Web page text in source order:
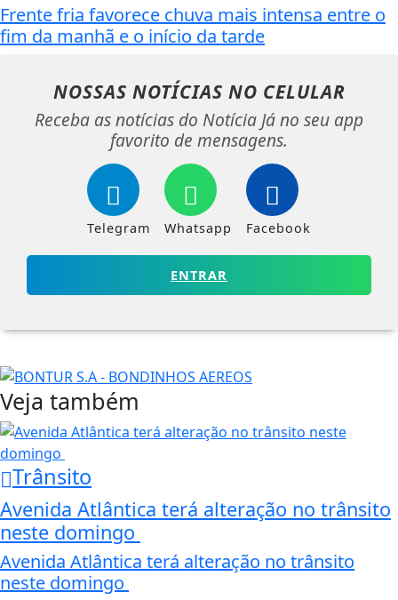
Frente fria favorece chuva mais intensa entre o
fim da manhã e o início da tarde
NOSSAS NOTÍCIAS NO CELULAR
Receba as notícias do Notícia Já no seu app
favorito de mensagens.
Telegram Whatsapp Facebook
ENTRAR
Veja também
Trânsito
Avenida Atlântica terá alteração no trânsito
neste domingo
Avenida Atlântica terá alteração no trânsito
neste domingo